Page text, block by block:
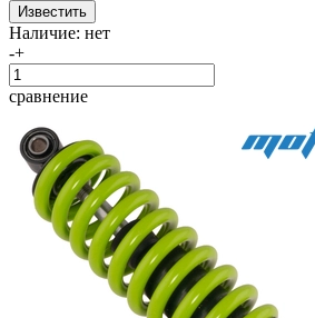
Наличие: нет
-+
сравнение